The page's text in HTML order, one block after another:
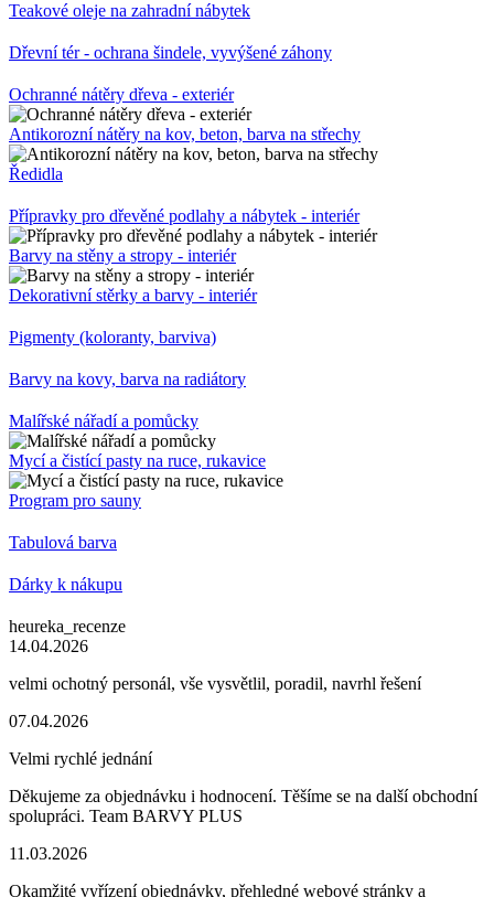
Teakové oleje na zahradní nábytek
Dřevní tér - ochrana šindele, vyvýšené záhony
Ochranné nátěry dřeva - exteriér
Antikorozní nátěry na kov, beton, barva na střechy
Ředidla
Přípravky pro dřevěné podlahy a nábytek - interiér
Barvy na stěny a stropy - interiér
Dekorativní stěrky a barvy - interiér
Pigmenty (koloranty, barviva)
Barvy na kovy, barva na radiátory
Malířské nářadí a pomůcky
Mycí a čistící pasty na ruce, rukavice
Program pro sauny
Tabulová barva
Dárky k nákupu
heureka_recenze
14.04.2026
velmi ochotný personál, vše vysvětlil, poradil, navrhl řešení
07.04.2026
Velmi rychlé jednání
Děkujeme za objednávku i hodnocení. Těšíme se na další obchodní
spolupráci. Team BARVY PLUS
11.03.2026
Okamžité vyřízení objednávky, přehledné webové stránky a